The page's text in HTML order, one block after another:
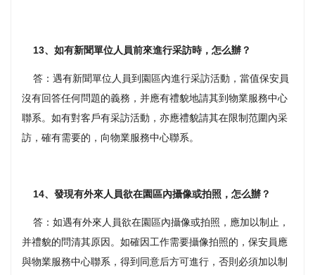
13、如有新聞單位人員前來進行采訪時，怎么辦？
答：遇有新聞單位人員到園區內進行采訪活動，當值保安員
沒有回答任何問題的義務，并應有禮貌地請其到物業服務中心
聯系。如有對客戶有采訪活動，亦應禮貌請其在限制范圍內采
訪，確有需要的，向物業服務中心聯系。
14、發現有外來人員欲在園區內攝像或拍照，怎么辦？
答：如遇有外來人員欲在園區內攝像或拍照，應加以制止，
并禮貌的問清其原因。如確因工作需要攝像拍照的，保安員應
與物業服務中心聯系，得到同意后方可進行，否則必須加以制